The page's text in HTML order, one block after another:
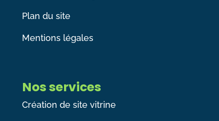
Plan du site
Mentions légales
Nos services
Création de site vitrine